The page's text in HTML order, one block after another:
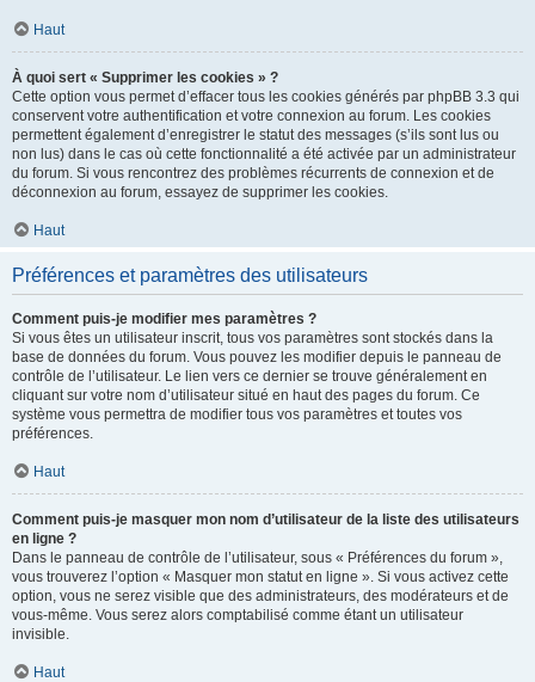
Haut
À quoi sert « Supprimer les cookies » ?
Cette option vous permet d’effacer tous les cookies générés par phpBB 3.3 qui
conservent votre authentification et votre connexion au forum. Les cookies
permettent également d’enregistrer le statut des messages (s’ils sont lus ou
non lus) dans le cas où cette fonctionnalité a été activée par un administrateur
du forum. Si vous rencontrez des problèmes récurrents de connexion et de
déconnexion au forum, essayez de supprimer les cookies.
Haut
Préférences et paramètres des utilisateurs
Comment puis-je modifier mes paramètres ?
Si vous êtes un utilisateur inscrit, tous vos paramètres sont stockés dans la
base de données du forum. Vous pouvez les modifier depuis le panneau de
contrôle de l’utilisateur. Le lien vers ce dernier se trouve généralement en
cliquant sur votre nom d’utilisateur situé en haut des pages du forum. Ce
système vous permettra de modifier tous vos paramètres et toutes vos
préférences.
Haut
Comment puis-je masquer mon nom d’utilisateur de la liste des utilisateurs
en ligne ?
Dans le panneau de contrôle de l’utilisateur, sous « Préférences du forum »,
vous trouverez l’option « Masquer mon statut en ligne ». Si vous activez cette
option, vous ne serez visible que des administrateurs, des modérateurs et de
vous-même. Vous serez alors comptabilisé comme étant un utilisateur
invisible.
Haut